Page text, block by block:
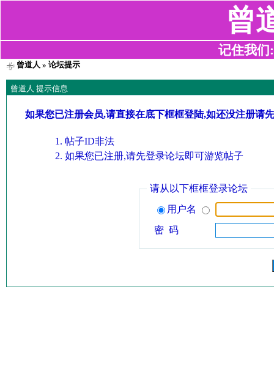
曾
记住我们
曾道人 » 论坛提示
曾道人 提示信息
如果您已注册会员,请直接在底下框框登陆,如还没注册请
帖子ID非法
如果您已注册,请先登录论坛即可游览帖子
请从以下框框登录论坛
用户名
密 码